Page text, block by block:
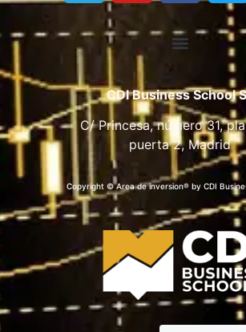
CDI Business School
C/ Princesa, número 31,
puerta 2, Madrid
Copyright © Area de inversion® by CDI